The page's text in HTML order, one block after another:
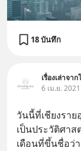
18 บันทึก
6 เม.ย.
วันนี้ที่เชียงรา
เป็นประวัติศา
เดือนที่ขึ้นชื่อว่